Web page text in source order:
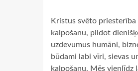
Kristus svēto
kalpošanu, pildot
uzdevumus humāni,
būdami labi vīri, sievas
kalpošanu. Mēs